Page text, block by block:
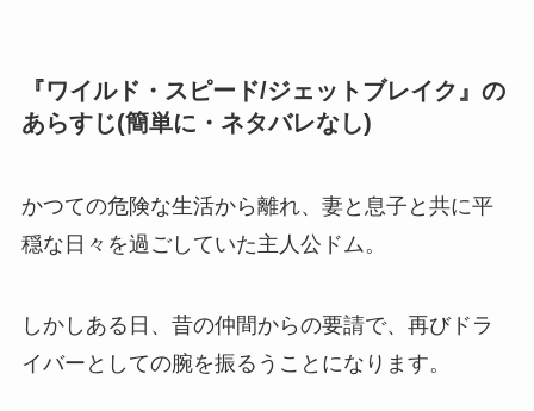
『ワイルド・スピード/ジェットブレイク』の
あらすじ(簡単に・ネタバレなし)
かつての危険な生活から離れ、妻と息子と共に平
穏な日々を過ごしていた主人公ドム。
しかしある日、昔の仲間からの要請で、再びドラ
イバーとしての腕を振るうことになります。